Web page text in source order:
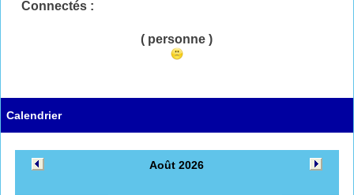
Connectés :
( personne )
Calendrier